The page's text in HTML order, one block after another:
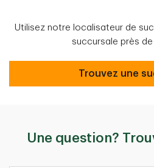
Utilisez notre localisateur de
succursale près
Trouvez une
Trouvez une
Une question?